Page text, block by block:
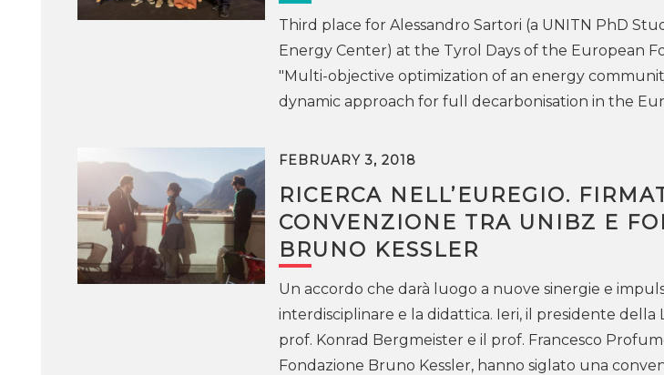
Third place for Alessandro Sartori (a UNITN PhD
Energy Center) at the Tyrol Days of the European
"Multi-objective optimization of an energy
dynamic approach for full decarbonisation in the
FEBRUARY 3, 2018
RICERCA NELL’EUREGIO.
CONVENZIONE TRA UNIBZ E
BRUNO KESSLER
Un accordo che darà luogo a nuove sinergie e
interdisciplinare e la didattica. Ieri, il presidente della
prof. Konrad Bergmeister e il prof. Francesco
Fondazione Bruno Kessler, hanno siglato una